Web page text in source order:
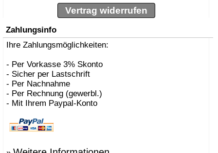
Vertrag widerrufen
Zahlungsinfo
Ihre Zahlungsmöglichkeiten:
- Per Vorkasse 3% Skonto
- Sicher per Lastschrift
- Per Nachnahme
- Per Rechnung (gewerbl.)
- Mit Ihrem Paypal-Konto